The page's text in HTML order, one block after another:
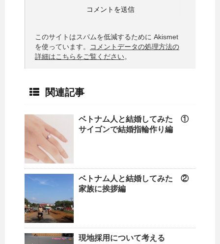
このサイトはスパムを低減するために Akismet
を使っています。
コメントデータの処理方法の
詳細はこちらをご覧ください。
関連記事
ベトナム人と結婚してみた ①
サイゴンで結婚指輪作り編
ベトナム人と結婚してみた ②
家族に挨拶編
現地採用について考える